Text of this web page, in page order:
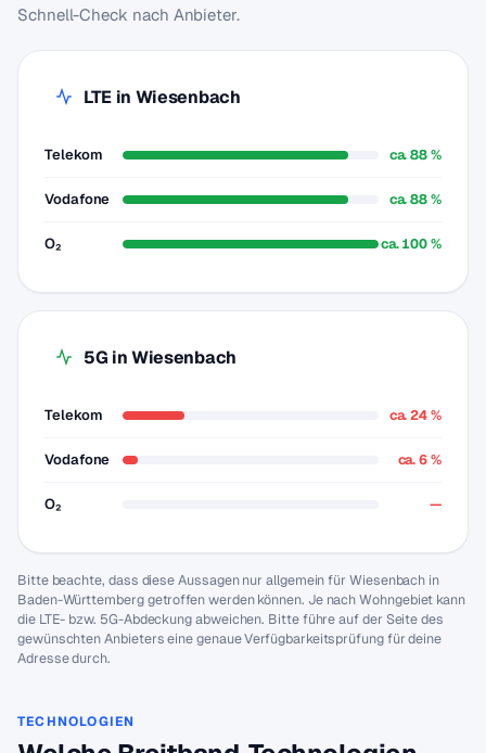
Schnell-Check nach Anbieter.
LTE in Wiesenbach
Telekom ca. 88 %
Vodafone ca. 88 %
O₂ ca. 100 %
5G in Wiesenbach
Telekom ca. 24 %
Vodafone ca. 6 %
O₂ —
Bitte beachte, dass diese Aussagen nur allgemein für Wiesenbach in
Baden-Württemberg getroffen werden können. Je nach Wohngebiet kann
die LTE- bzw. 5G-Abdeckung abweichen. Bitte führe auf der Seite des
gewünschten Anbieters eine genaue Verfügbarkeitsprüfung für deine
Adresse durch.
TECHNOLOGIEN